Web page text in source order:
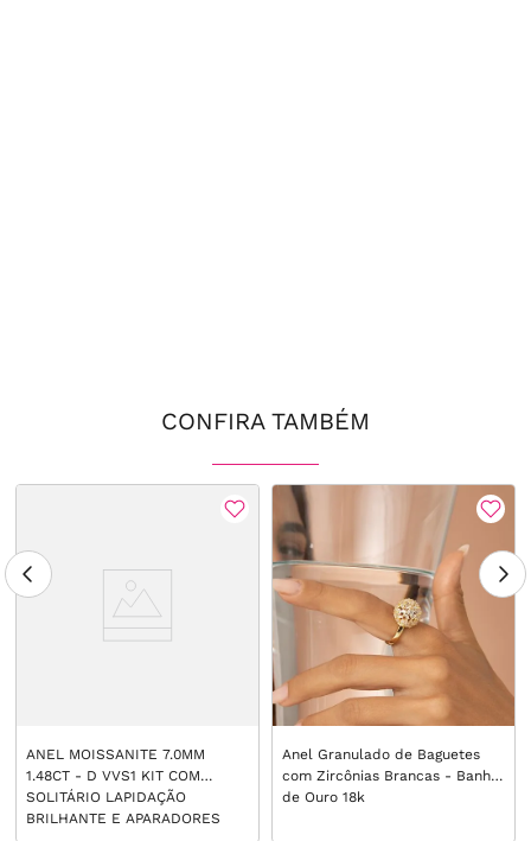
CONFIRA TAMBÉM
ANEL MOISSANITE 7.0MM
1.48CT - D VVS1 KIT COM
SOLITÁRIO LAPIDAÇÃO
BRILHANTE E APARADORES
Anel Granulado de Baguetes
com Zircônias Brancas - Banho
de Ouro 18k